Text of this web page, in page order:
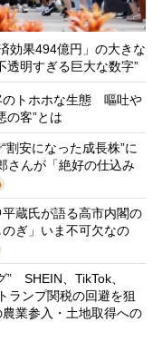
効果494億円」の大きな
明すぎる巨大な数字”
のトホホな生態 嘔吐や
の客”とは
割安になった成長株”に
んが「絶好の仕込み
平蔵氏が語る高市内閣の
ぎ」いま不可欠なの
” SHEIN、TikTok、
ランプ関税の回避を狙
業参入・土地取得への